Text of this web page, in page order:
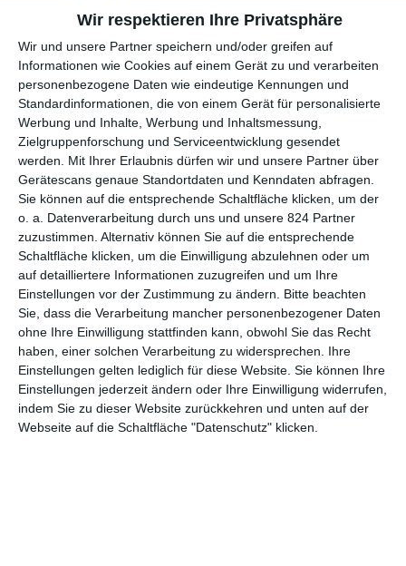
Wir respektieren Ihre Privatsphäre
Wir und unsere Partner speichern und/oder greifen auf
Informationen wie Cookies auf einem Gerät zu und verarbeiten
personenbezogene Daten wie eindeutige Kennungen und
Standardinformationen, die von einem Gerät für personalisierte
Werbung und Inhalte, Werbung und Inhaltsmessung,
Zielgruppenforschung und Serviceentwicklung gesendet
werden.
Mit Ihrer Erlaubnis dürfen wir und unsere Partner über
Gerätescans genaue Standortdaten und Kenndaten abfragen.
Sie können auf die entsprechende Schaltfläche klicken, um der
o. a. Datenverarbeitung durch uns und unsere 824 Partner
zuzustimmen. Alternativ können Sie auf die entsprechende
Schaltfläche klicken, um die Einwilligung abzulehnen oder um
auf detailliertere Informationen zuzugreifen und um Ihre
Einstellungen vor der Zustimmung zu ändern.
Bitte beachten
Sie, dass die Verarbeitung mancher personenbezogener Daten
ohne Ihre Einwilligung stattfinden kann, obwohl Sie das Recht
haben, einer solchen Verarbeitung zu widersprechen. Ihre
Einstellungen gelten lediglich für diese Website. Sie können Ihre
Einstellungen jederzeit ändern oder Ihre Einwilligung widerrufen,
indem Sie zu dieser Website zurückkehren und unten auf der
Webseite auf die Schaltfläche "Datenschutz" klicken.
7.
(9)
47 Meters Down
7,6 Mi
o $
24,9 Mi
o $
8.
(10
)
Ich – Einfach
unverbesserlich 3
7,2 Mi
o $
18,9
Mio $
9.
(5)
All Eyez on Me
7,0 Mi
o $
43,9 Mi
o $
8
10.
(8)
Girls‘ Night Out
6,7 Mi
o $
24,2 Mi
o $
22
11.
(11
)
Captain Underpants
5,3 Mi
o $
71,9 Mi
o $
7
12.
(12
Guardians of the Galaxy
Vol. 2
3,6 Mi
o $
851,2
Mio $